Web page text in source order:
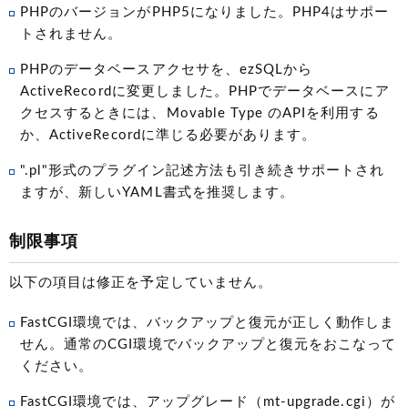
PHPのバージョンがPHP5になりました。PHP4はサポー
トされません。
PHPのデータベースアクセサを、ezSQLから
ActiveRecordに変更しました。PHPでデータベースにア
クセスするときには、Movable Type のAPIを利用する
か、ActiveRecordに準じる必要があります。
".pl"形式のプラグイン記述方法も引き続きサポートされ
ますが、新しいYAML書式を推奨します。
制限事項
以下の項目は修正を予定していません。
FastCGI環境では、バックアップと復元が正しく動作しま
せん。通常のCGI環境でバックアップと復元をおこなって
ください。
FastCGI環境では、アップグレード（mt-upgrade.cgi）が